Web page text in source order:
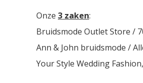
Onze 3 zaken:
Bruidsmode Outlet Store /
Ann & John bruidsmode /
Your Style Wedding